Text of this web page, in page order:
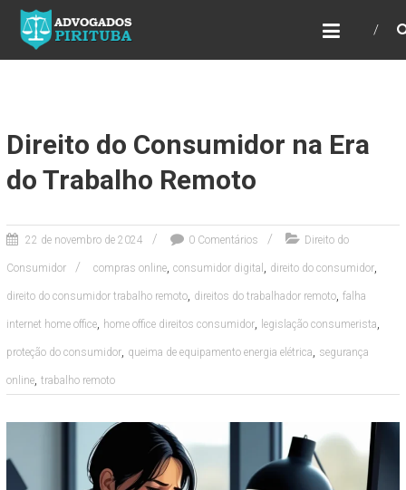
ADVOGADOS PIRITUBA
Precisando de advogado? Entre em contato!
Fazemos toda a assessoria que você
Direito do Consumidor na Era
do Trabalho Remoto
22 de novembro de 2024 0 Comentários Direito do
Consumidor compras online, consumidor digital , direito do consumidor,
direito do consumidor trabalho remoto, direitos do trabalhador remoto, falha
internet home office, home office direitos consumidor, legislação consumerista,
proteção do consumidor, queima de equipamento energia elétrica, segurança
online, trabalho remoto